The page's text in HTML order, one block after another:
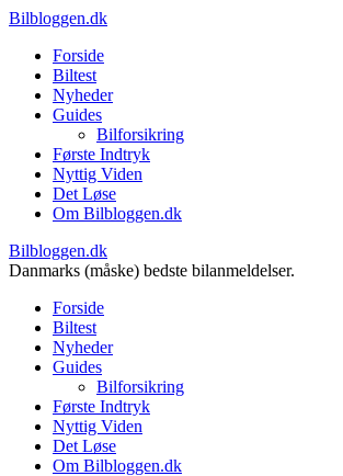
Bilbloggen.dk
Forside
Biltest
Nyheder
Guides
Bilforsikring
Første Indtryk
Nyttig Viden
Det Løse
Om Bilbloggen.dk
Bilbloggen.dk
Danmarks (måske) bedste bilanmeldelser.
Forside
Biltest
Nyheder
Guides
Bilforsikring
Første Indtryk
Nyttig Viden
Det Løse
Om Bilbloggen.dk